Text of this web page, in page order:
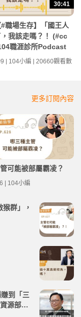
30:41
職場生存】「國王人
我該走嗎？！ (#cc
職涯診所Podcast
| 104小編 | 20660觀看數
更多訂閱內容
可能被部屬霸凌？
| 104小編
群」，
到「三
源部經
EP279